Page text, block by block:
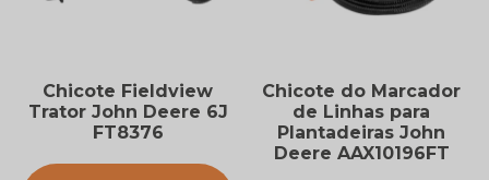
Chicote Fieldview
Trator John Deere 6J
FT8376
Chicote do Marcador
de Linhas para
Plantadeiras John
Deere AAX10196FT